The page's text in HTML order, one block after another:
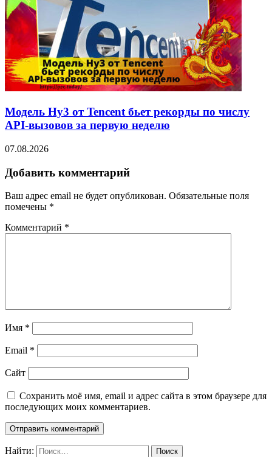
Модель Hy3 от Tencent бьет рекорды по числу
API-вызовов за первую неделю
07.08.2026
Добавить комментарий
Ваш адрес email не будет опубликован. Обязательные поля
помечены *
Комментарий *
Имя *
Email *
Сайт
Сохранить моё имя, email и адрес сайта в этом браузере для
последующих моих комментариев.
Найти: